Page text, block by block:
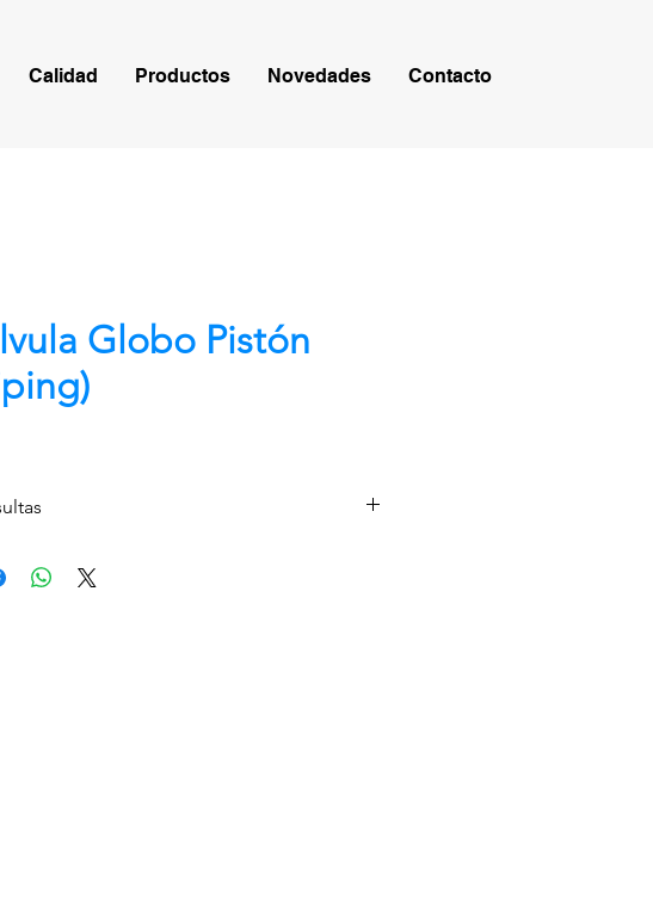
Calidad Productos Novedades Contacto
Globo Pistón